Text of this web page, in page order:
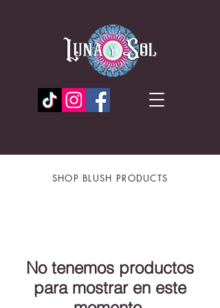
No tenemos productos
para mostrar en este
SHOP BLUSH PRODUCTS